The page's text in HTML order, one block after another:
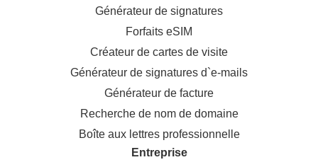
Générateur de signatures
Forfaits eSIM
Créateur de cartes de visite
Générateur de signatures d`e-mails
Générateur de facture
Recherche de nom de domaine
Boîte aux lettres professionnelle
Entreprise